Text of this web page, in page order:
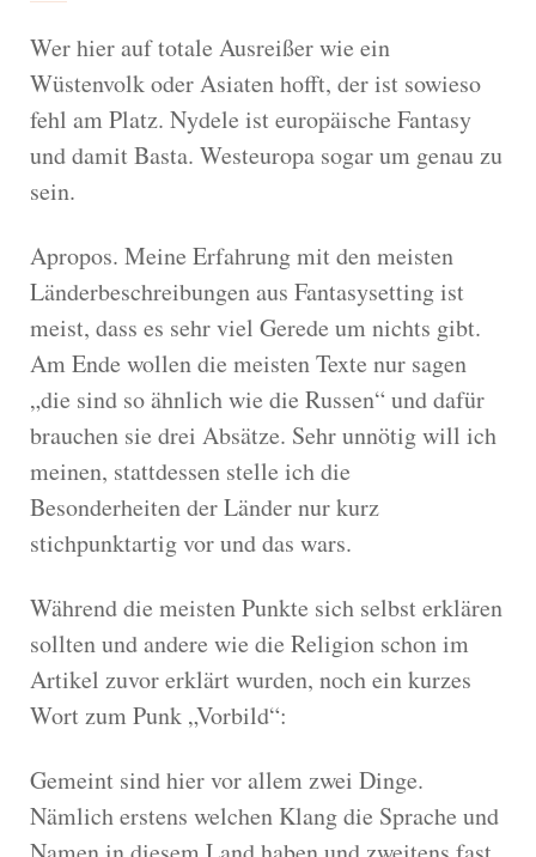
Wer hier auf totale Ausreißer wie ein
Wüstenvolk oder Asiaten hofft, der ist sowieso
fehl am Platz. Nydele ist europäische Fantasy
und damit Basta. Westeuropa sogar um genau zu
sein.
Apropos. Meine Erfahrung mit den meisten
Länderbeschreibungen aus Fantasysetting ist
meist, dass es sehr viel Gerede um nichts gibt.
Am Ende wollen die meisten Texte nur sagen
„die sind so ähnlich wie die Russen“ und dafür
brauchen sie drei Absätze. Sehr unnötig will ich
meinen, stattdessen stelle ich die
Besonderheiten der Länder nur kurz
stichpunktartig vor und das wars.
Während die meisten Punkte sich selbst erklären
sollten und andere wie die Religion schon im
Artikel zuvor erklärt wurden, noch ein kurzes
Wort zum Punk „Vorbild“:
Gemeint sind hier vor allem zwei Dinge.
Nämlich erstens welchen Klang die Sprache und